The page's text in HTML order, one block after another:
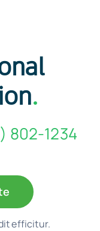
.
802-1234
efficitur.